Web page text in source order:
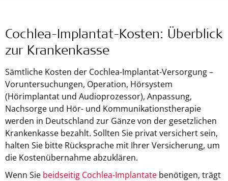
Cochlea-Implantat-Kosten: Überblick
zur Krankenkasse
Sämtliche Kosten der Cochlea-Implantat-Versorgung –
Voruntersuchungen, Operation, Hörsystem
(Hörimplantat und Audioprozessor), Anpassung,
Nachsorge und Hör- und Kommunikationstherapie
werden in Deutschland zur Gänze von der gesetzlichen
Krankenkasse bezahlt. Sollten Sie privat versichert sein,
halten Sie bitte Rücksprache mit Ihrer Versicherung, um
die Kostenübernahme abzuklären.
Wenn Sie beidseitig Cochlea-Implantate benötigen, trägt